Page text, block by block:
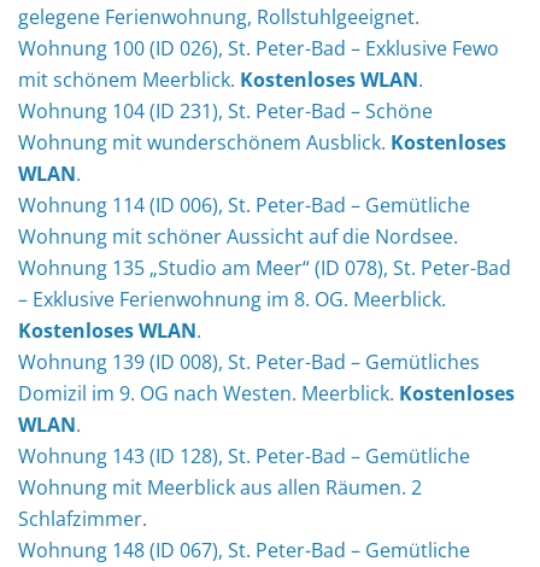
gelegene Ferienwohnung, Rollstuhlgeeignet.
Wohnung 100 (ID 026), St. Peter-Bad – Exklusive Fewo
mit schönem Meerblick. Kostenloses WLAN.
Wohnung 104 (ID 231), St. Peter-Bad – Schöne
Wohnung mit wunderschönem Ausblick. Kostenloses
WLAN.
Wohnung 114 (ID 006), St. Peter-Bad – Gemütliche
Wohnung mit schöner Aussicht auf die Nordsee.
Wohnung 135 „Studio am Meer“ (ID 078), St. Peter-Bad
– Exklusive Ferienwohnung im 8. OG. Meerblick.
Kostenloses WLAN.
Wohnung 139 (ID 008), St. Peter-Bad – Gemütliches
Domizil im 9. OG nach Westen. Meerblick. Kostenloses
WLAN.
Wohnung 143 (ID 128), St. Peter-Bad – Gemütliche
Wohnung mit Meerblick aus allen Räumen. 2
Schlafzimmer.
Wohnung 148 (ID 067), St. Peter-Bad – Gemütliche